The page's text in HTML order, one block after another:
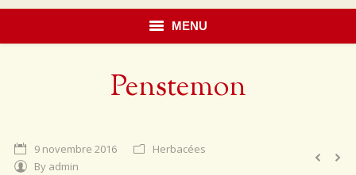
MENU
Penstemon
9 novembre 2016
Herbacées
By admin